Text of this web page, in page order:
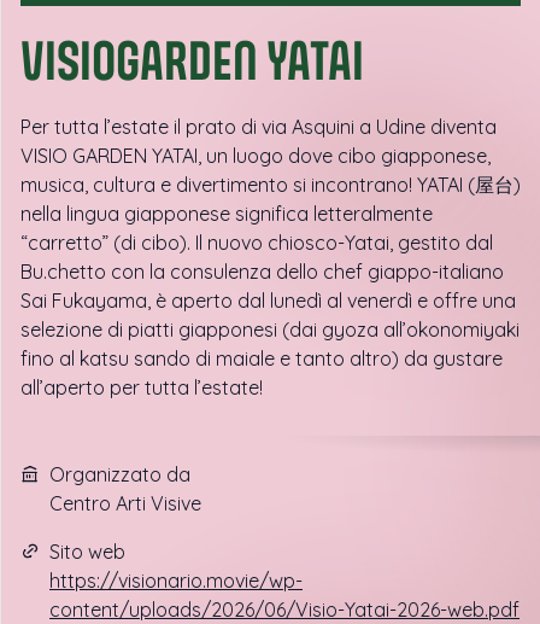
VISIOGARDEN YATAI
Per tutta l’estate il prato di via Asquini a Udine diventa
VISIO GARDEN YATAI, un luogo dove cibo giapponese,
musica, cultura e divertimento si incontrano! YATAI (屋台)
nella lingua giapponese significa letteralmente
“carretto” (di cibo). Il nuovo chiosco-Yatai, gestito dal
Bu.chetto con la consulenza dello chef giappo-italiano
Sai Fukayama, è aperto dal lunedì al venerdì e offre una
selezione di piatti giapponesi (dai gyoza all’okonomiyaki
fino al katsu sando di maiale e tanto altro) da gustare
all’aperto per tutta l’estate!
Organizzato da
Centro Arti Visive
Sito web
https://visionario.movie/wp-
content/uploads/2026/06/Visio-Yatai-2026-web.pdf